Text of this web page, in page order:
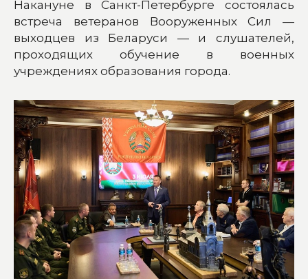
Накануне в Санкт-Петербурге состоялась
встреча ветеранов Вооруженных Сил —
выходцев из Беларуси — и слушателей,
проходящих обучение в военных
учреждениях образования города.